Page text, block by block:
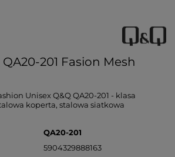
201 Fasion Mesh
Unisex Q&Q QA20-201 - klasa
koperta, stalowa siatkowa
QA20-201
5904329888163